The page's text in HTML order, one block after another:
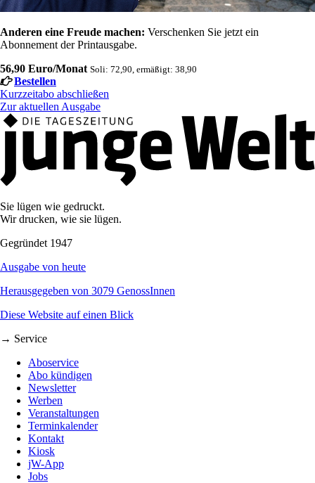
Anderen eine Freude machen: Verschenken Sie jetzt ein
Abonnement der Printausgabe.
56,90 Euro/Monat Soli: 72,90, ermäßigt: 38,90
Bestellen
Kurzzeitabo abschließen
Zur aktuellen Ausgabe
Sie lügen wie gedruckt.
Wir drucken, wie sie lügen.
Gegründet 1947
Ausgabe von heute
Herausgegeben von 3079 GenossInnen
Diese Website auf einen Blick
→ Service
Aboservice
Abo kündigen
Newsletter
Werben
Veranstaltungen
Terminkalender
Kontakt
Kiosk
jW-App
Jobs